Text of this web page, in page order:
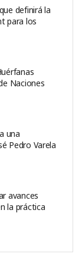
definirá la
para los
Naciones
una
Pedro Varela
avances
la práctica